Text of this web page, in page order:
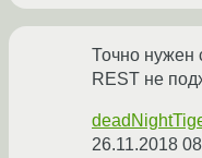
Точно нужен
REST не
26.11.2018